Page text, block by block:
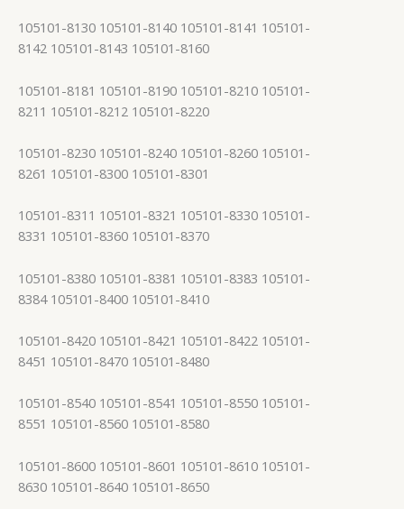
105101-8130 105101-8140 105101-8141 105101-
8142 105101-8143 105101-8160
105101-8181 105101-8190 105101-8210 105101-
8211 105101-8212 105101-8220
105101-8230 105101-8240 105101-8260 105101-
8261 105101-8300 105101-8301
105101-8311 105101-8321 105101-8330 105101-
8331 105101-8360 105101-8370
105101-8380 105101-8381 105101-8383 105101-
8384 105101-8400 105101-8410
105101-8420 105101-8421 105101-8422 105101-
8451 105101-8470 105101-8480
105101-8540 105101-8541 105101-8550 105101-
8551 105101-8560 105101-8580
105101-8600 105101-8601 105101-8610 105101-
8630 105101-8640 105101-8650